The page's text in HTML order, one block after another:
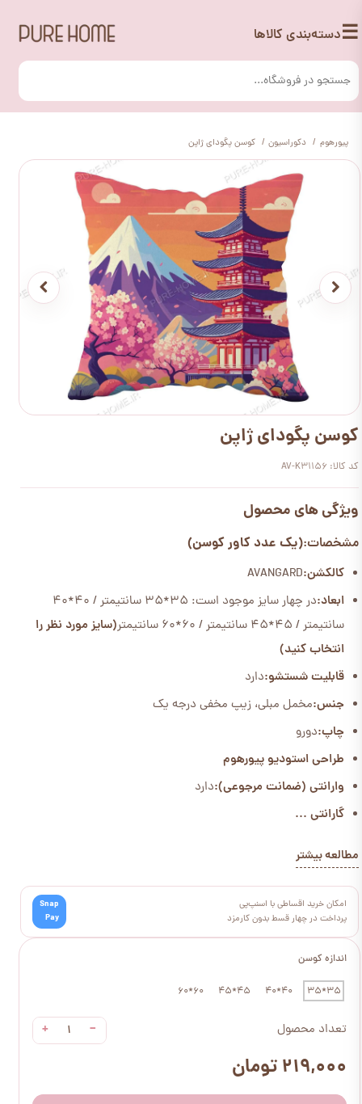
☰دسته‌بندی کالاها
پیورهوم دکوراسیون کوسن پگودای ژاپن
اندازه کوسن
35*35
40*40
45*45
60*60
تعداد محصول −
+
۲۱۹,۰۰۰ تومان
کوسن پگودای ژاپن
کد کالا: AV-K31156
ویژگی های محصول
مشخصات:(یک عدد کاور کوسن)
کالکشن:AVANGARD
ابعاد:
در چهار سایز موجود است: 35*35 سانتیمتر / 40*40
سانتیمتر / 45*45 سانتیمتر / 60*60 سانتیمتر
(سایز مورد نظر را
انتخاب کنید)
قابلیت شستشو:دارد
جنس:مخمل مبلی، زیپ مخفی درجه یک
چاپ:دورو
طراحی استودیو پیورهوم
وارانتی (ضمانت مرجوعی):دارد
گارانتی ...
مطالعه بیشتر
امکان خرید اقساطی با اسنپ‌پی
پرداخت در چهار قسط بدون کارمزد
Snap
Pay